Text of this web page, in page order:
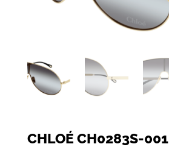
CHLOÉ CH0283S-001